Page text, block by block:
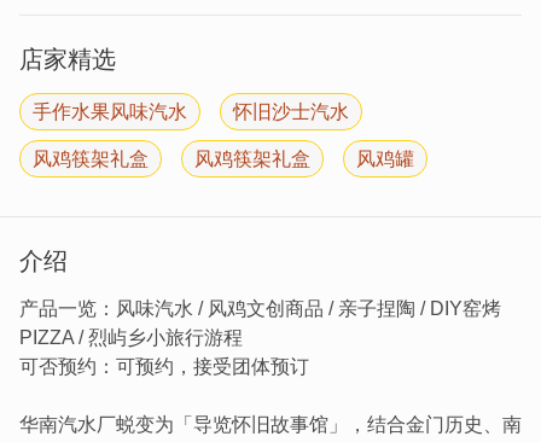
店家精选
手作水果风味汽水 怀旧沙士汽水
风鸡筷架礼盒 风鸡筷架礼盒 风鸡罐
介绍
产品一览：风味汽水 / 风鸡文创商品 / 亲子捏陶 / DIY窑烤
PIZZA / 烈屿乡小旅行游程
可否预约：可预约，接受团体预订
华南汽水厂蜕变为「导览怀旧故事馆」，结合金门历史、南